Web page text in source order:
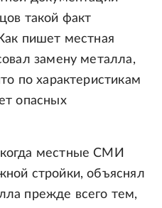
такой факт
пишет местная
замену металла,
по характеристикам
опасных
местные СМИ
стройки, объяснял
прежде всего тем,